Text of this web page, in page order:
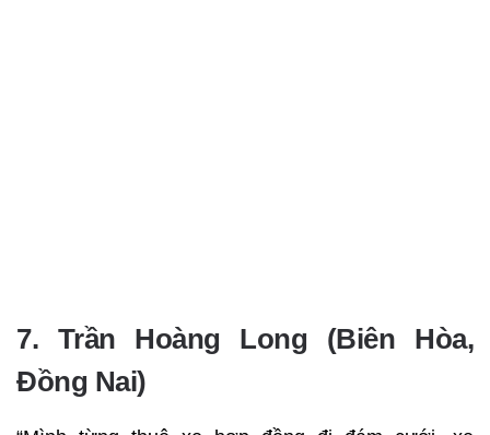
7. Trần Hoàng Long (Biên Hòa,
Đồng Nai)